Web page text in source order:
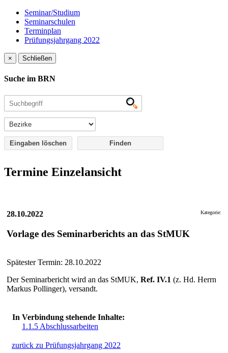
Seminar/Studium
Seminarschulen
Terminplan
Prüfungsjahrgang 2022
× Schließen
Suche im BRN
Eingaben löschen
Termine Einzelansicht
Kategorie:
28.10.2022
Vorlage des Seminarberichts an das StMUK
Spätester Termin: 28.10.2022
Der Seminarbericht wird an das StMUK, Ref. IV.1 (z. Hd. Herrn
Markus Pollinger), versandt.
In Verbindung stehende Inhalte:
1.1.5 Abschlussarbeiten
zurück zu Prüfungsjahrgang 2022